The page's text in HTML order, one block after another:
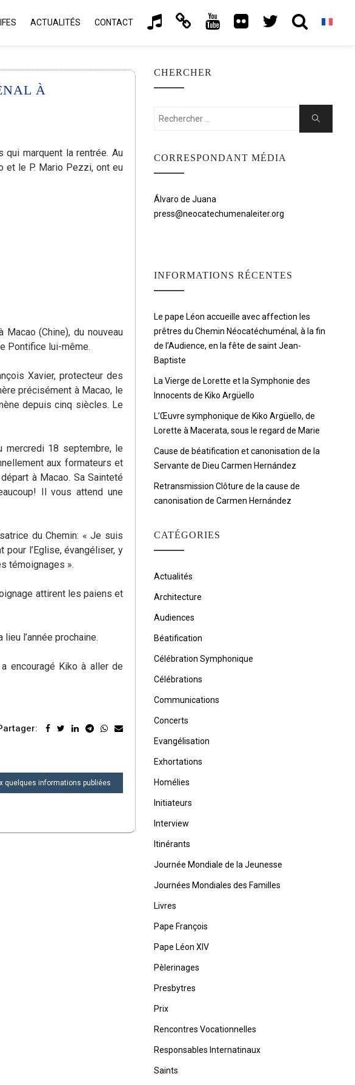
ACTUALITÉS CONTACT
À
qui marquent la rentrée. Au
et le P. Mario Pezzi, ont eu
Macao (Chine), du nouveau
Pontifice lui-même.
Xavier, protecteur des
précisément à Macao, le
depuis cinq siècles. Le
mercredi 18 septembre, le
aux formateurs et
à Macao. Sa Sainteté
Il vous attend une
du Chemin: « Je suis
l’Eglise, évangéliser, y
témoignages ».
attirent les paiens et
l’année prochaine.
encouragé Kiko à aller de
quelques informations publiées
CHERCHER
Rechercher:
Chercher
CORRESPONDANT MÉDIA
Álvaro de Juana
press@neocatechumenaleiter.org
INFORMATIONS RÉCENTES
Le pape Léon accueille avec affection les
prêtres du Chemin Néocatéchuménal, à la fin
de l’Audience, en la fête de saint Jean-
Baptiste
La Vierge de Lorette et la Symphonie des
Innocents de Kiko Argüello
L’Œuvre symphonique de Kiko Argüello, de
Lorette à Macerata, sous le regard de Marie
Cause de béatification et canonisation de la
Servante de Dieu Carmen Hernández
Retransmission Clôture de la cause de
canonisation de Carmen Hernández
CATÉGORIES
Actualités
Architecture
Audiences
Béatification
Célébration Symphonique
Célébrations
Communications
Concerts
Evangélisation
Exhortations
Homélies
Initiateurs
Interview
Itinérants
Journée Mondiale de la Jeunesse
Journées Mondiales des Familles
Livres
Pape François
Pape Léon XIV
Pèlerinages
Presbytres
Prix
Rencontres Vocationnelles
Responsables Internatinaux
Saints